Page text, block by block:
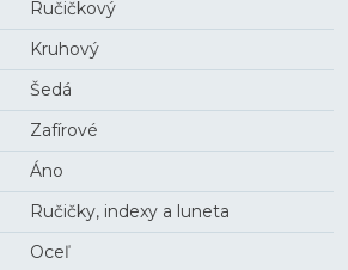
Ručičkový
Kruhový
Šedá
Zafírové
Áno
Ručičky, indexy a luneta
Oceľ